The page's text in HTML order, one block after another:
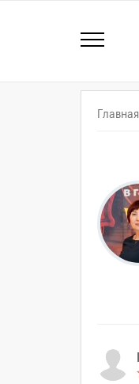
Главная